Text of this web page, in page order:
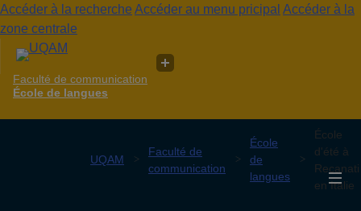
Accéder à la recherche Accéder au menu pricipal Accéder à la
zone centrale
Faculté de communication
École de langues
UQAM
Faculté de
communication
École
de
langues
École
d'été à
Recanati
en Italie